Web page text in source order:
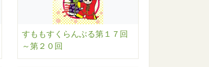
すももすくらんぶる第１７回
～第２０回